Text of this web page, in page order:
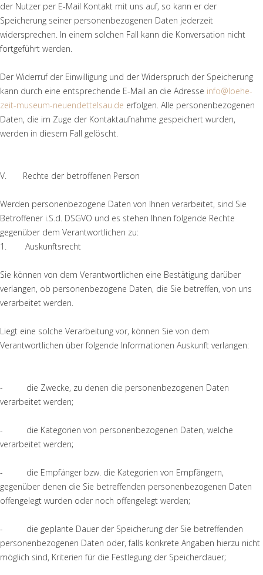
der Nutzer per E-Mail Kontakt mit uns auf, so kann er der
Speicherung seiner personenbezogenen Daten jederzeit
widersprechen. In einem solchen Fall kann die Konversation nicht
fortgeführt werden.
Der Widerruf der Einwilligung und der Widerspruch der Speicherung
kann durch eine entsprechende E-Mail an die Adresse info@loehe-
zeit-museum-neuendettelsau.de erfolgen. Alle personenbezogenen
Daten, die im Zuge der Kontaktaufnahme gespeichert wurden,
werden in diesem Fall gelöscht.
V. Rechte der betroffenen Person
Werden personenbezogene Daten von Ihnen verarbeitet, sind Sie
Betroffener i.S.d. DSGVO und es stehen Ihnen folgende Rechte
gegenüber dem Verantwortlichen zu:
1. Auskunftsrecht
Sie können von dem Verantwortlichen eine Bestätigung darüber
verlangen, ob personenbezogene Daten, die Sie betreffen, von uns
verarbeitet werden.
Liegt eine solche Verarbeitung vor, können Sie von dem
Verantwortlichen über folgende Informationen Auskunft verlangen:
- die Zwecke, zu denen die personenbezogenen Daten
verarbeitet werden;
- die Kategorien von personenbezogenen Daten, welche
verarbeitet werden;
- die Empfänger bzw. die Kategorien von Empfängern,
gegenüber denen die Sie betreffenden personenbezogenen Daten
offengelegt wurden oder noch offengelegt werden;
- die geplante Dauer der Speicherung der Sie betreffenden
personenbezogenen Daten oder, falls konkrete Angaben hierzu nicht
möglich sind, Kriterien für die Festlegung der Speicherdauer;